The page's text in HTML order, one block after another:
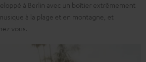
à Berlin avec un boîtier extrêmement
à la plage et en montagne, et
vous.